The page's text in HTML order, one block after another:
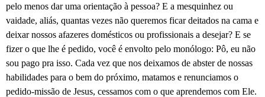
pelo menos dar uma orientação à pessoa? E a mesquinhez ou
vaidade, aliás, quantas vezes não queremos ficar deitados na cama e
deixar nossos afazeres domésticos ou profissionais a desejar? E se
fizer o que lhe é pedido, você é envolto pelo monólogo: Pô, eu não
sou pago pra isso. Cada vez que nos deixamos de abster de nossas
habilidades para o bem do próximo, matamos e renunciamos o
pedido-missão de Jesus, cessamos com o que aprendemos com Ele.